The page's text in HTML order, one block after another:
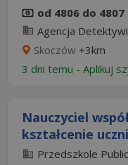
od 4806 do
Agencja
Skoczów +3km
3 dni temu - Aplikuj
Nauczyciel
kształcenie
Przedszkole